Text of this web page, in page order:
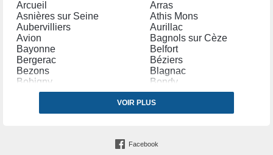
Arcueil
Arras
Asnières sur Seine
Athis Mons
Aubervilliers
Aurillac
Avion
Bagnols sur Cèze
Bayonne
Belfort
Bergerac
Béziers
Bezons
Blagnac
Bobigny
Bondy
Bordeaux
Bourg en Bresse
Brétigny sur Orge
Brive la Gaillarde
Bron
Chambéry
VOIR PLUS
Facebook